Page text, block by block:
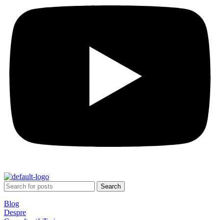
Search
Blog
Despre